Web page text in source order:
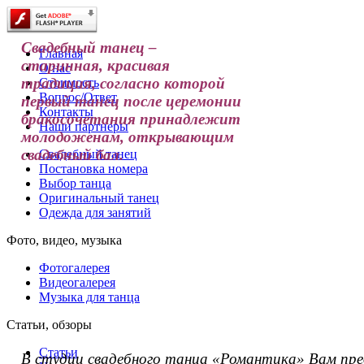
Главная
О нас
Стоимость
Вопрос/Ответ
Контакты
Наши партнеры
Свадебный танец
Постановка номера
Выбор танца
Оригинальный танец
Одежда для занятий
Фото, видео, музыка
Фотогалерея
Видеогалерея
Музыка для танца
Статьи, обзоры
Статьи
В студии свадебного танца «Романтика» Вам
Свадебный танец –
старинная, красивая
традиция,согласно которой
первый танец после церемонии
бракосочетания принадлежит
молодоженам,открывающим
свадебный бал.